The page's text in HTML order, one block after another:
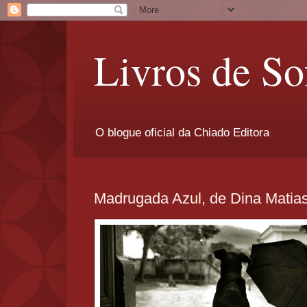
Livros de
O blogue oficial da Chiado Editora
Madrugada Azul, de Dina